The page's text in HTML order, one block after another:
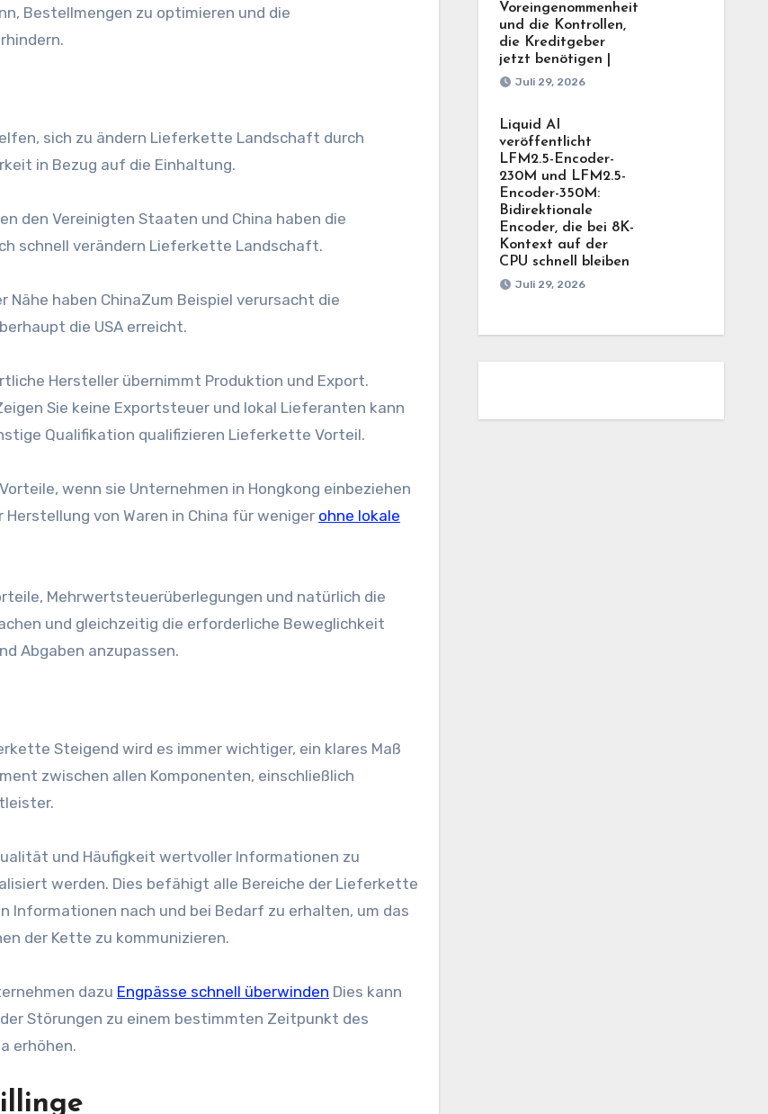
Bestellmengen zu optimieren und die
sich zu ändern Lieferkette Landschaft durch
in Bezug auf die Einhaltung.
den Vereinigten Staaten und China haben die
schnell verändern Lieferkette Landschaft.
Nähe haben ChinaZum Beispiel verursacht die
die USA erreicht.
Hersteller übernimmt Produktion und Export.
Sie keine Exportsteuer und lokal Lieferanten kann
Qualifikation qualifizieren Lieferkette Vorteil.
wenn sie Unternehmen in Hongkong einbeziehen
Herstellung von Waren in China für weniger ohne lokale
Mehrwertsteuerüberlegungen und natürlich die
und gleichzeitig die erforderliche Beweglichkeit
Abgaben anzupassen.
Steigend wird es immer wichtiger, ein klares Maß
zwischen allen Komponenten, einschließlich
.
und Häufigkeit wertvoller Informationen zu
werden. Dies befähigt alle Bereiche der Lieferkette
Informationen nach und bei Bedarf zu erhalten, um das
der Kette zu kommunizieren.
dazu Engpässe schnell überwinden Dies kann
Störungen zu einem bestimmten Zeitpunkt des
erhöhen.
Voreingenommenheit
und die Kontrollen,
die Kreditgeber
jetzt benötigen |
Juli 29, 2026
Liquid AI
veröffentlicht
LFM2.5-Encoder-
230M und LFM2.5-
Encoder-350M:
Bidirektionale
Encoder, die bei 8K-
Kontext auf der
CPU schnell bleiben
Juli 29, 2026